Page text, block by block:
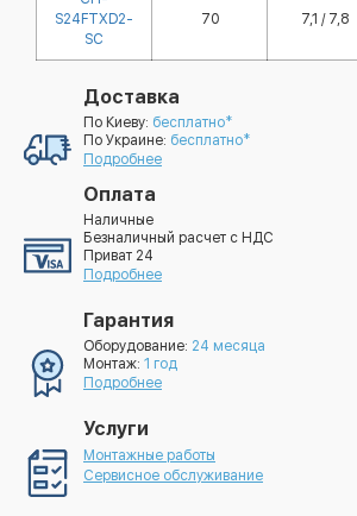
S24FTXD2-
SC
70 7,1 / 7,8
Доставка
По Киеву: бесплатно*
По Украине: бесплатно*
Подробнее
Оплата
Наличные
Безналичный расчет с НДС
Приват 24
Подробнее
Гарантия
Оборудование: 24 месяца
Монтаж: 1 год
Подробнее
Услуги
Монтажные работы
Сервисное обслуживание